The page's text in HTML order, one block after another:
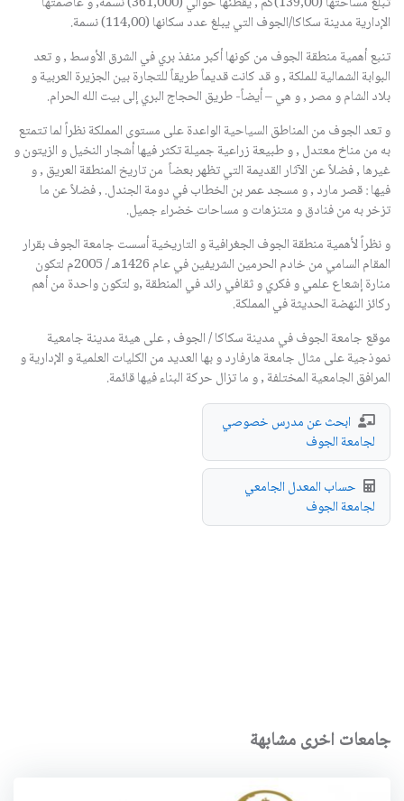
الإدارية مدينة سكاكا/الجوف التي يبلغ عدد سكانها (114,00) نسمة.
تنبع أهمية منطقة الجوف من كونها أكبر منفذ بري في الشرق الأوسط , و تعد
البوابة الشمالية للملكة , و قد كانت قديماً طريقاً للتجارة بين الجزيرة العربية و
بلاد الشام و مصر , و هي – أيضاً- طريق الحجاج البري إلى بيت الله الحرام.
و تعد الجوف من المناطق السياحية الواعدة على مستوى المملكة نظراً لما تتمتع
به من مناخ معتدل , و طبيعة زراعية جميلة تكثر فيها أشجار النخيل و الزيتون و
غيرها , فضلاً عن الآثار القديمة التي تظهر بعضاً من تاريخ المنطقة العريق , و
فيها : قصر مارد , و مسجد عمر بن الخطاب في دومة الجندل. , فضلاً عن ما
تزخر به من فنادق و متنزهات و مساحات خضراء جميل.
و نظراً لأهمية منطقة الجوف الجغرافية و التاريخية أسست جامعة الجوف بقرار
المقام السامي من خادم الحرمين الشريفين في عام 1426هـ / 2005م لتكون
منارة إشعاع علمي و فكري و ثقافي رائد في المنطقة ,و لتكون واحدة من أهم
ركائز النهضة الحديثة في المملكة.
موقع جامعة الجوف في مدينة سكاكا / الجوف , على هيئة مدينة جامعية
نموذجية على مثال جامعة هارفارد و بها العديد من الكليات العلمية و الإدارية و
المرافق الجامعية المختلفة , و ما تزال حركة البناء فيها قائمة.
ابحث عن مدرس خصوصي
لجامعة الجوف
حساب المعدل الجامعي
لجامعة الجوف
جامعات اخرى مشابهة